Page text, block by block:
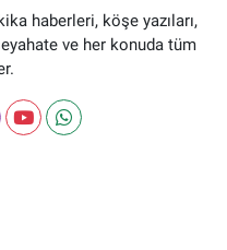
haberleri, köşe yazıları,
ve her konuda tüm